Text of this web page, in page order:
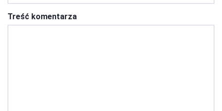
Treść komentarza